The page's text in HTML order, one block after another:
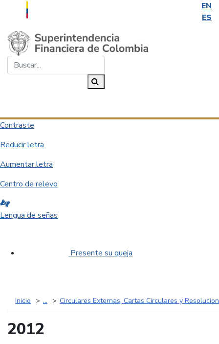
EN
ES
Saltar al contenido principal
Contraste
Reducir letra
Aumentar letra
Centro de relevo
Lengua de señas
Presente su queja
Inicio ... Circulares Externas, Cartas Circulares y
2012